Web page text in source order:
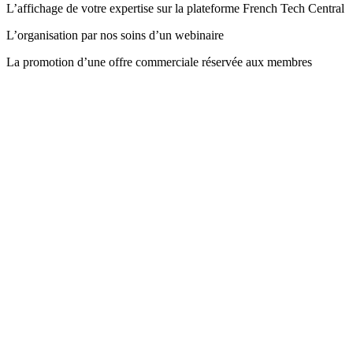
L’affichage de votre expertise sur la plateforme French Tech Central
L’organisation par nos soins d’un webinaire
La promotion d’une offre commerciale réservée aux membres